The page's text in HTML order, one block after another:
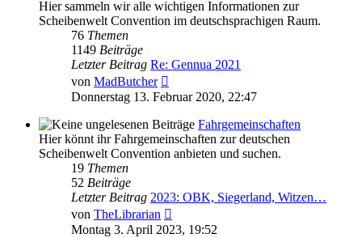
Hier sammeln wir alle wichtigen Informationen zur
Scheibenwelt Convention im deutschsprachigen Raum.
76 Themen
1149 Beiträge
Letzter Beitrag Re: Gennua 2021
von MadButcher
Beitrag
Donnerstag 13. Februar 2020, 22:47
Fahrgemeinschaften
Hier könnt ihr Fahrgemeinschaften zur deutschen
Scheibenwelt Convention anbieten und suchen.
19 Themen
52 Beiträge
Letzter Beitrag 2023: OBK, Siegerland, Witzen…
von TheLibrarian
Beitrag
Montag 3. April 2023, 19:52